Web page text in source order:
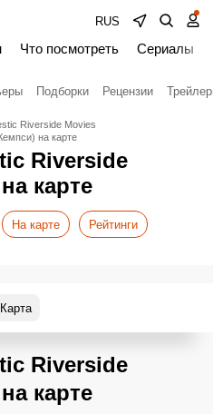
RUS
Что посмотреть Сериалы
Подборки Рецензии
Riverside Movies
на карте
Riverside
карте
На карте Рейтинги
Карта
Riverside
карте